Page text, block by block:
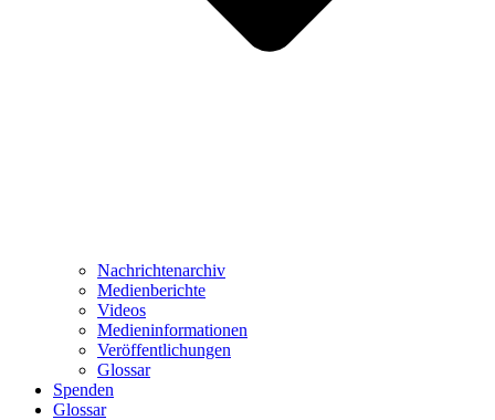
Nachrichtenarchiv
Medienberichte
Videos
Medieninformationen
Veröffentlichungen
Glossar
Spenden
Glossar